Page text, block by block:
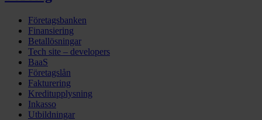
Företagsbanken
Finansiering
Betallösningar
Tech site – developers
BaaS
Företagslån
Fakturering
Kreditupplysning
Inkasso
Utbildningar